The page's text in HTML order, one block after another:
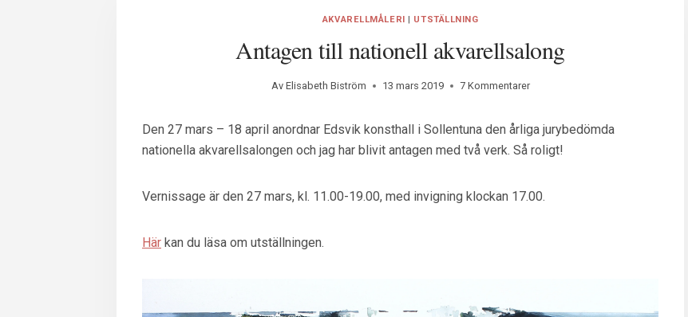
AKVARELLMÅLERI | UTSTÄLLNING
Antagen till nationell akvarellsalong
Av Elisabeth Biström 13 mars 2019 7 Kommentarer
Den 27 mars – 18 april anordnar Edsvik konsthall i Sollentuna den årliga jurybedömda
nationella akvarellsalongen och jag har blivit antagen med två verk. Så roligt!
Vernissage är den 27 mars, kl. 11.00-19.00, med invigning klockan 17.00.
Här kan du läsa om utställningen.